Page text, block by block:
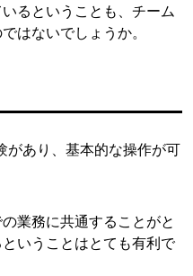
るということも、チーム
はないでしょうか。
があり、基本的な操作が可
業務に共通することがと
いうことはとても有利で